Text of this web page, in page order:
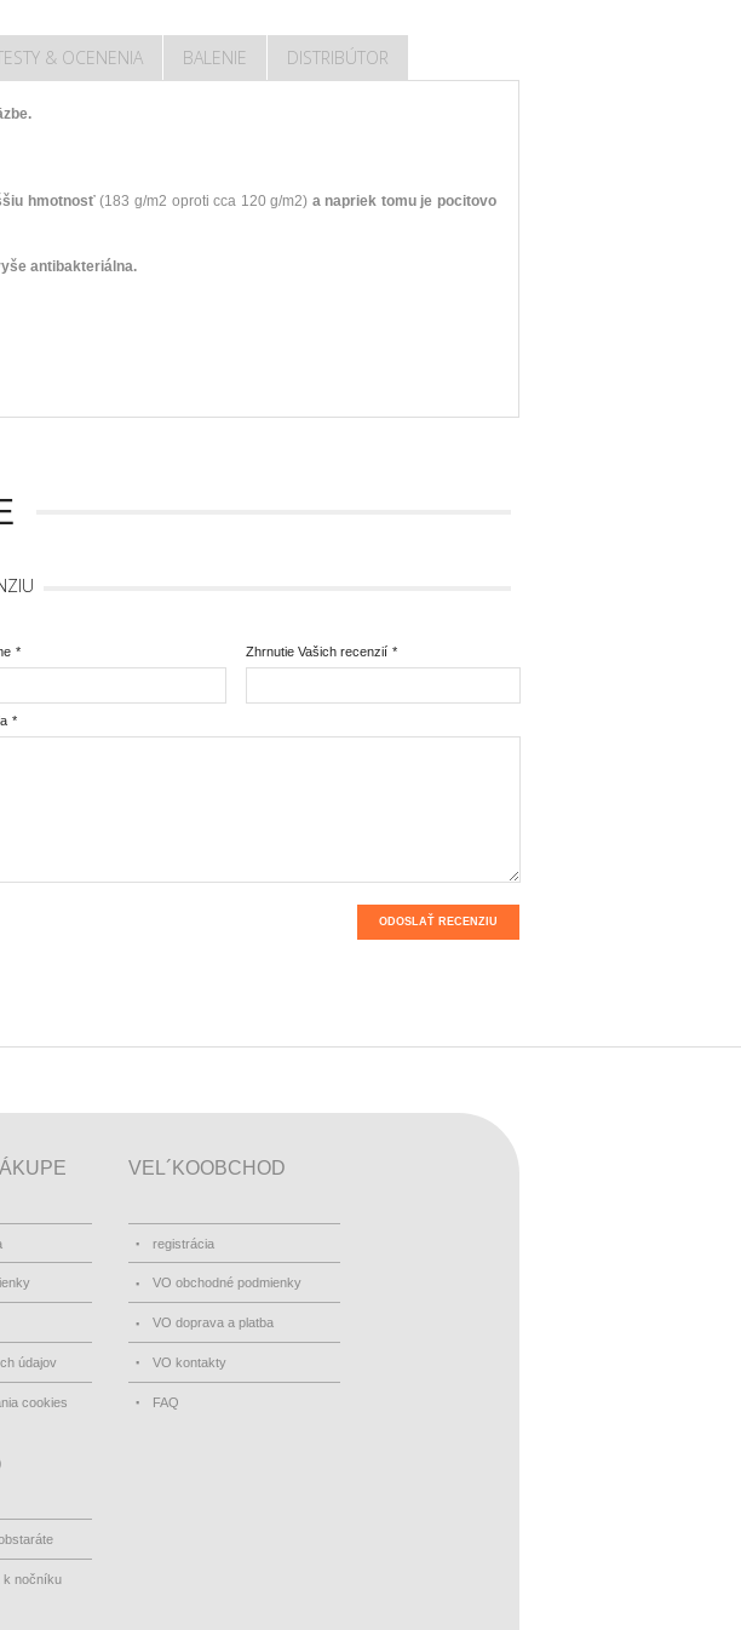
& OCENENIA BALENIE DISTRIBÚTOR
hmotnosť(183 g/m2 oproti cca 120 g/m2) a napriek tomu je pocitovo
antibakteriálna.
* *
Zhrnutie Vašich recenzií
*
ODOSLAŤ RECENZIU
údajov
cookies
VEL´KOOBCHOD
registrácia
VO obchodné podmienky
VO doprava a platba
VO kontakty
FAQ
k nočníku